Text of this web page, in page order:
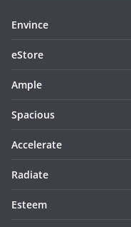
Envince
eStore
Ample
Spacious
Accelerate
Radiate
Esteem